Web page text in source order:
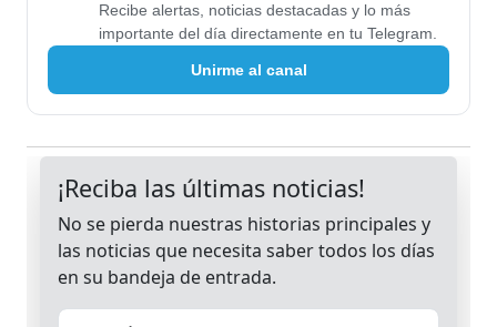
Recibe alertas, noticias destacadas y lo más
importante del día directamente en tu Telegram.
Unirme al canal